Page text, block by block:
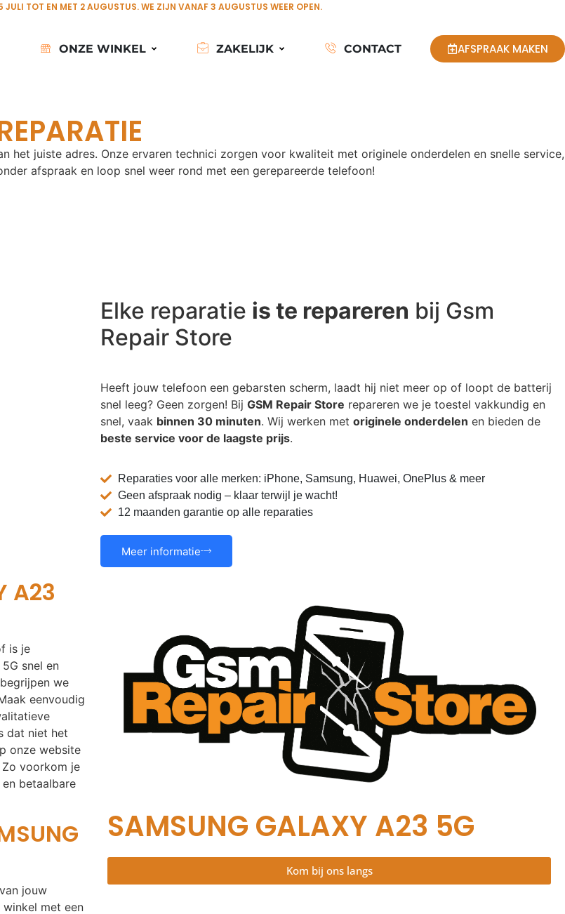
JULI TOT EN MET 2 AUGUSTUS. WE ZIJN VANAF 3 AUGUSTUS WEER OPEN.
ONZE WINKEL ZAKELIJK CONTACT AFSPRAAK MAKEN
het juiste adres. Onze ervaren technici zorgen voor kwaliteit met originele onderdelen en snelle service,
afspraak en loop snel weer rond met een gerepareerde telefoon!
Elke reparatie is te repareren bij Gsm
Repair Store
Heeft jouw telefoon een gebarsten scherm, laadt hij niet meer op of loopt de batterij
snel leeg? Geen zorgen! Bij GSM Repair Store repareren we je toestel vakkundig en
snel, vaak binnen 30 minuten. Wij werken met originele onderdelen en bieden de
beste service voor de laagste prijs.
Reparaties voor alle merken: iPhone, Samsung, Huawei, OnePlus & meer
Geen afspraak nodig – klaar terwijl je wacht!
12 maanden garantie op alle reparaties
Meer informatie
A23
is je
snel en
we
eenvoudig
dat niet het
onze website
voorkom je
betaalbare
jouw
winkel met een
SAMSUNG GALAXY A23 5G
Kom bij ons langs